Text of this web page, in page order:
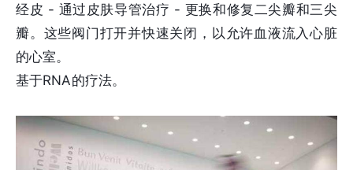
经皮 - 通过皮肤导管治疗 - 更换和修复二尖瓣和三尖
瓣。这些阀门打开并快速关闭，以允许血液流入心脏
的心室。
基于RNA的疗法。